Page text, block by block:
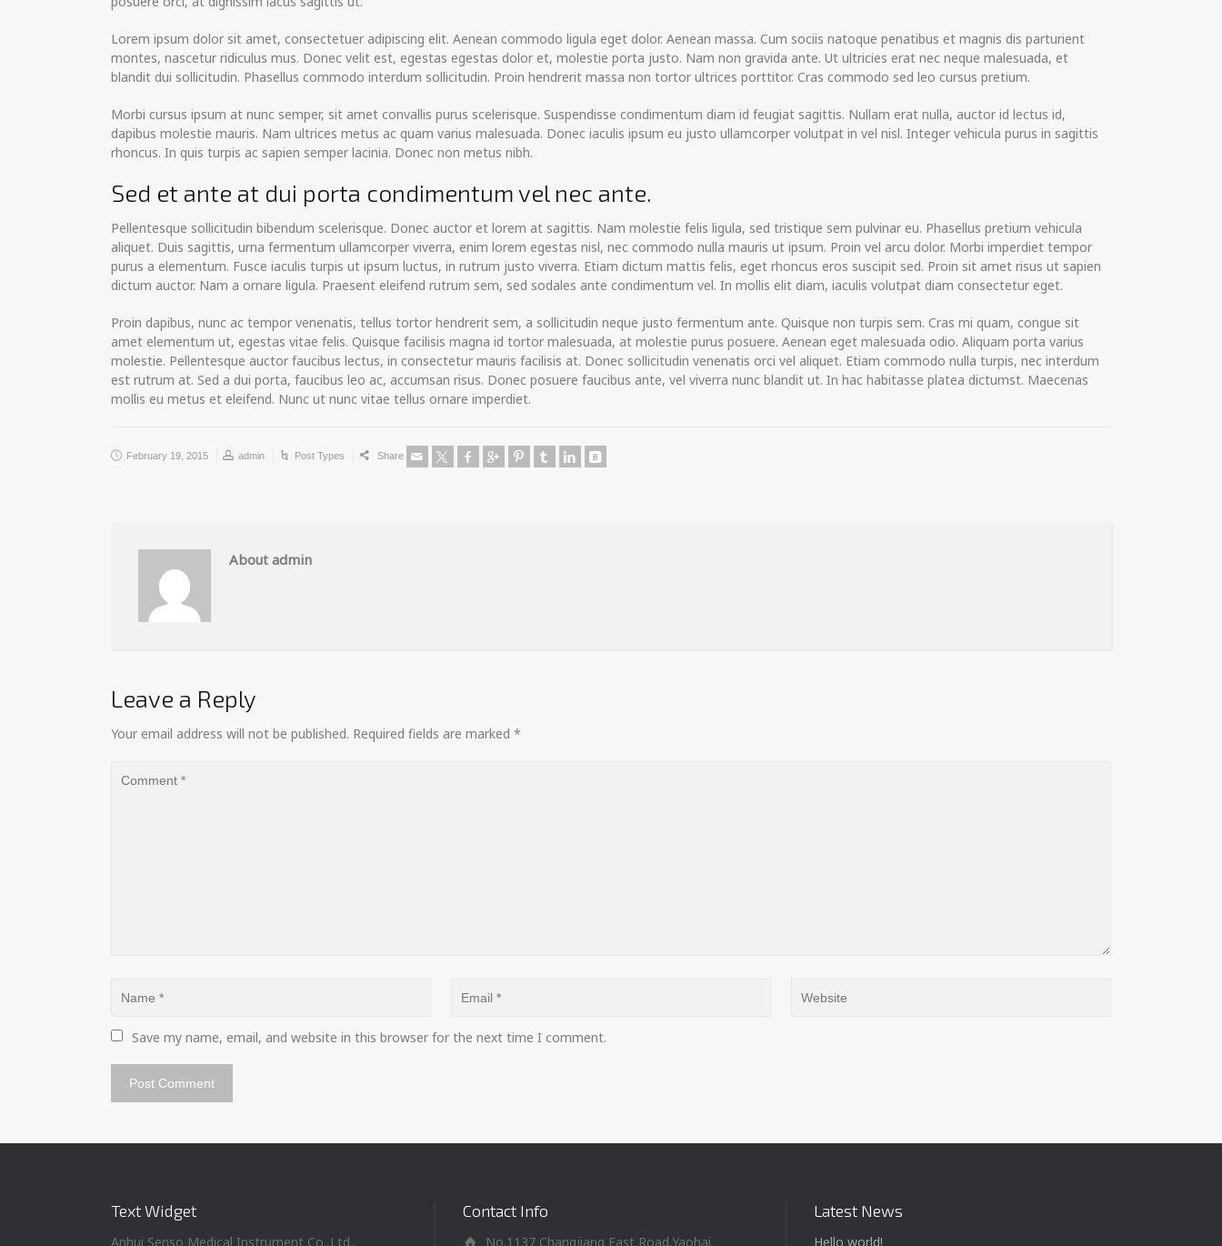
Lorem ipsum dolor sit amet, consectetuer adipiscing elit. Aenean commodo ligula eget dolor. Aenean massa. Cum sociis natoque penatibus et magnis dis parturient
montes, nascetur ridiculus mus. Donec velit est, egestas egestas dolor et, molestie porta justo. Nam non gravida ante. Ut ultricies erat nec neque malesuada, et
blandit dui sollicitudin. Phasellus commodo interdum sollicitudin. Proin hendrerit massa non tortor ultrices porttitor. Cras commodo sed leo cursus pretium.
Morbi cursus ipsum at nunc semper, sit amet convallis purus scelerisque. Suspendisse condimentum diam id feugiat sagittis. Nullam erat nulla, auctor id lectus id,
dapibus molestie mauris. Nam ultrices metus ac quam varius malesuada. Donec iaculis ipsum eu justo ullamcorper volutpat in vel nisl. Integer vehicula purus in sagittis
rhoncus. In quis turpis ac sapien semper lacinia. Donec non metus nibh.
Sed et ante at dui porta condimentum vel nec ante.
Pellentesque sollicitudin bibendum scelerisque. Donec auctor et lorem at sagittis. Nam molestie felis ligula, sed tristique sem pulvinar eu. Phasellus pretium vehicula
aliquet. Duis sagittis, urna fermentum ullamcorper viverra, enim lorem egestas nisl, nec commodo nulla mauris ut ipsum. Proin vel arcu dolor. Morbi imperdiet tempor
purus a elementum. Fusce iaculis turpis ut ipsum luctus, in rutrum justo viverra. Etiam dictum mattis felis, eget rhoncus eros suscipit sed. Proin sit amet risus ut sapien
dictum auctor. Nam a ornare ligula. Praesent eleifend rutrum sem, sed sodales ante condimentum vel. In mollis elit diam, iaculis volutpat diam consectetur eget.
Proin dapibus, nunc ac tempor venenatis, tellus tortor hendrerit sem, a sollicitudin neque justo fermentum ante. Quisque non turpis sem. Cras mi quam, congue sit
amet elementum ut, egestas vitae felis. Quisque facilisis magna id tortor malesuada, at molestie purus posuere. Aenean eget malesuada odio. Aliquam porta varius
molestie. Pellentesque auctor faucibus lectus, in consectetur mauris facilisis at. Donec sollicitudin venenatis orci vel aliquet. Etiam commodo nulla turpis, nec interdum
est rutrum at. Sed a dui porta, faucibus leo ac, accumsan risus. Donec posuere faucibus ante, vel viverra nunc blandit ut. In hac habitasse platea dictumst. Maecenas
mollis eu metus et eleifend. Nunc ut nunc vitae tellus ornare imperdiet.
February 19, 2015 admin Post Types Share
About admin
Leave a Reply
Your email address will not be published. Required fields are marked *
Save my name, email, and website in this browser for the next time I comment.
Text Widget
Anhui Senso Medical Instrument Co.,Ltd.,
Contact Info
No.1137 Changjiang East Road,Yaohai
Latest News
Hello world!